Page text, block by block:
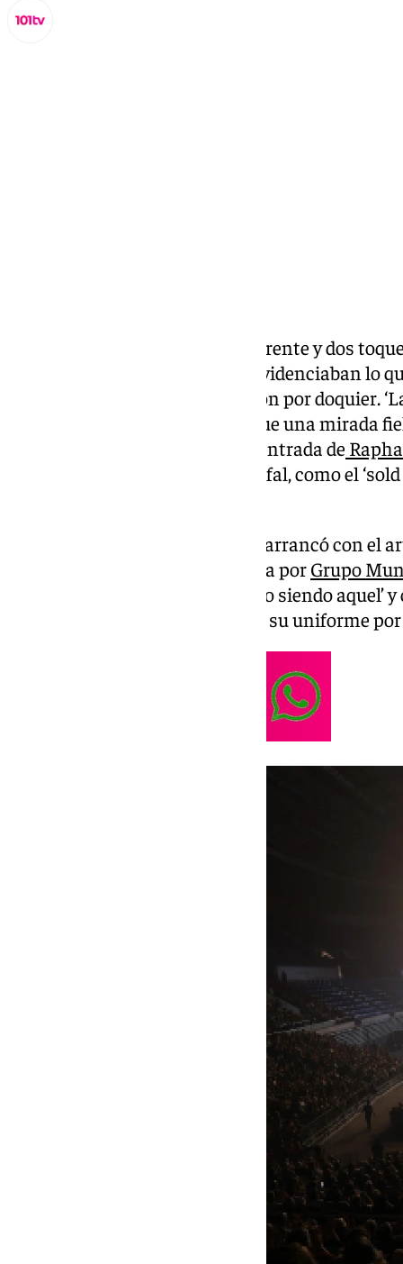
No hizo falta más que mirar al frente y dos
lentejuelas de su chaqueta ya evidenciaban lo
frente y los aplausos retumbaron por doquier.
arrancar y el de Linares sabía que una mirada
con solo aparecer, bastaría. La entrada de
María Martín Carpena fue triunfal, como el
El primer sábado de noviembre arrancó con el
escenario bajo la cita organizada porGrupo
barítono, con él mismo como ‘Yo siendo
de su vestimenta de color negro su uniforme